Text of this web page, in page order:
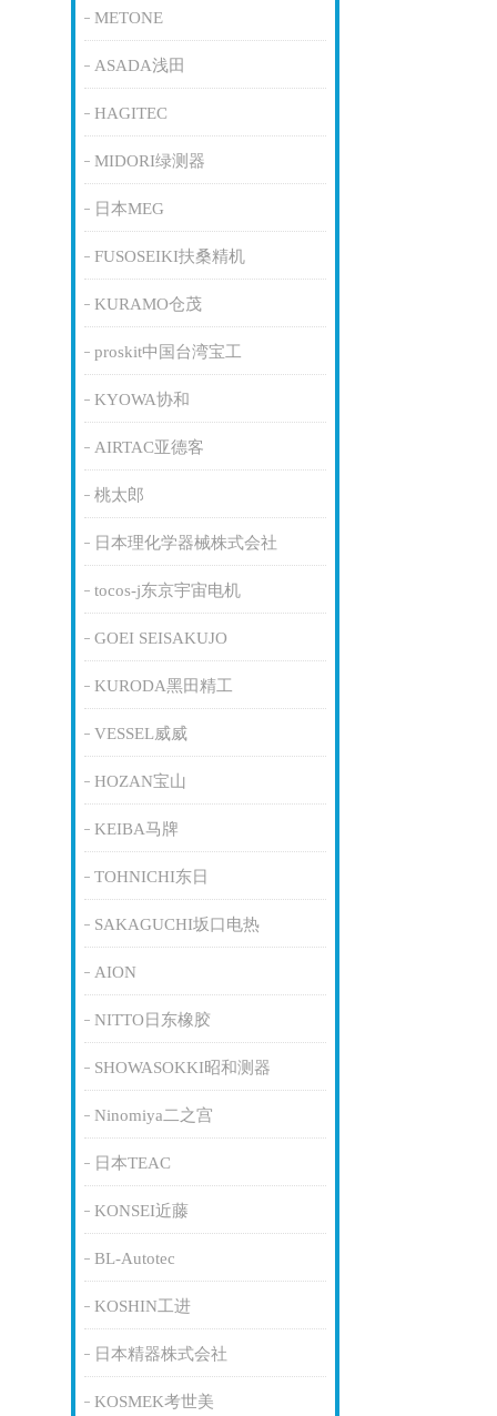
METONE
ASADA浅田
HAGITEC
MIDORI绿测器
日本MEG
FUSOSEIKI扶桑精机
KURAMO仓茂
proskit中国台湾宝工
KYOWA协和
AIRTAC亚德客
桃太郎
日本理化学器械株式会社
tocos-j东京宇宙电机
GOEI SEISAKUJO
KURODA黑田精工
VESSEL威威
HOZAN宝山
KEIBA马牌
TOHNICHI东日
SAKAGUCHI坂口电热
AION
NITTO日东橡胶
SHOWASOKKI昭和测器
Ninomiya二之宫
日本TEAC
KONSEI近藤
BL-Autotec
KOSHIN工进
日本精器株式会社
KOSMEK考世美